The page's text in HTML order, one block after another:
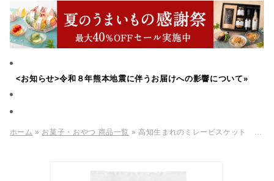
<お知らせ>令和８年熊本地震に伴うお届けへの影響について»
ホーム » お菓子・おやつ 商品一覧 » 高知生まれのミレービスケット 100g